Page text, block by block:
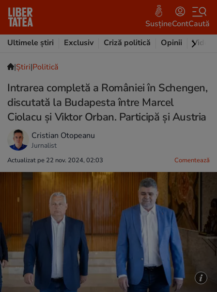
SusțineContCaută
Ultimele știri
Exclusiv Criză politică Opinii Video
|Ştiri|Politică
Intrarea completă a României în Schengen,
discutată la Budapesta între Marcel
Ciolacu și Viktor Orban. Participă și Austria
Cristian Otopeanu
Jurnalist
Actualizat pe 22 nov. 2024, 02:03 Comentează